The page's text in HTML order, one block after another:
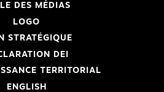
DES MÉDIAS
LOGO
STRATÉGIQUE
DEI
TERRITORIAL
ENGLISH